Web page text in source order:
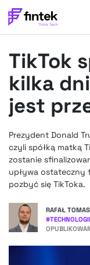
BANKOWOŚĆ
EVENTY
FELIETONY
WYWIADY
PODCASTY
FINTEKEXTRA
OKIEM EKSPERTA
TikTok
kilka
jest
Prezydent Donald
czyli spółką matką
zostanie
upływa ostateczny
pozbyć się TikToka.
RAFAŁ
#